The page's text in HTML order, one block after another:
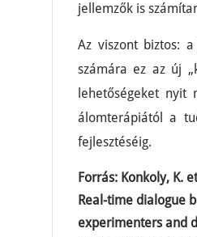
jellemzők is
Az viszont biztos:
számára ez az új
lehetőségeket nyit
álomterápiától a
fejlesztéséig.
Forrás: Konkoly, K.
Real-time dialogue
experimenters and